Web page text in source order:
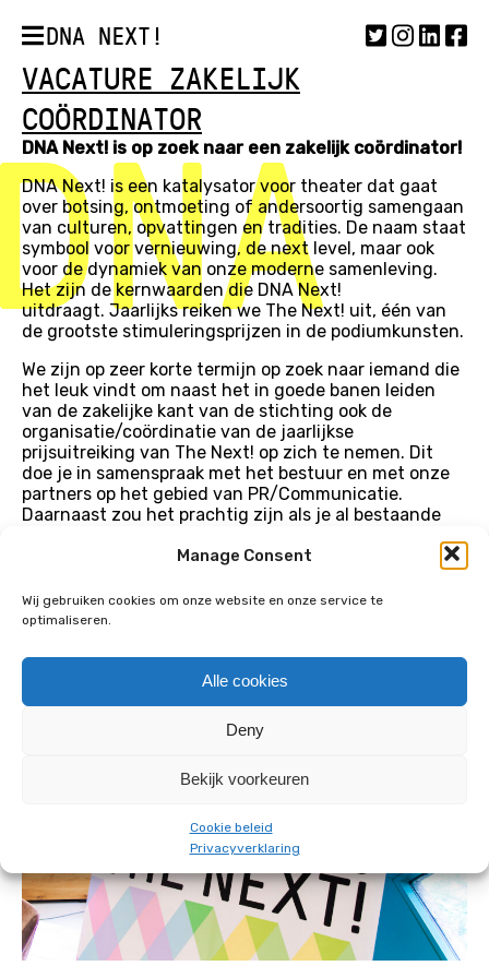
Manage Consent
Wij gebruiken cookies om onze website en onze service te
optimaliseren.
Alle cookies
Deny
Bekijk voorkeuren
Cookie beleid
Privacyverklaring
DNA NEXT!
VACATURE ZAKELIJK
COÖRDINATOR
DNA Next! is op zoek naar een zakelijk coördinator!
DNA Next! is een katalysator voor theater dat gaat
over botsing, ontmoeting of andersoortig samengaan
van culturen, opvattingen en tradities. De naam staat
symbool voor vernieuwing, de next level, maar ook
voor de dynamiek van onze moderne samenleving.
Het zijn de kernwaarden die DNA Next!
uitdraagt. Jaarlijks reiken we The Next! uit, één van
de grootste stimuleringsprijzen in de podiumkunsten.
We zijn op zeer korte termijn op zoek naar iemand die
het leuk vindt om naast het in goede banen leiden
van de zakelijke kant van de stichting ook de
organisatie/coördinatie van de jaarlijkse
prijsuitreiking van The Next! op zich te nemen. Dit
doe je in samenspraak met het bestuur en met onze
partners op het gebied van PR/Communicatie.
Daarnaast zou het prachtig zijn als je al bestaande
start kan gaan en mee kan denken met toekomstige
Het is een relatief beperkte klus in uren, maar met een